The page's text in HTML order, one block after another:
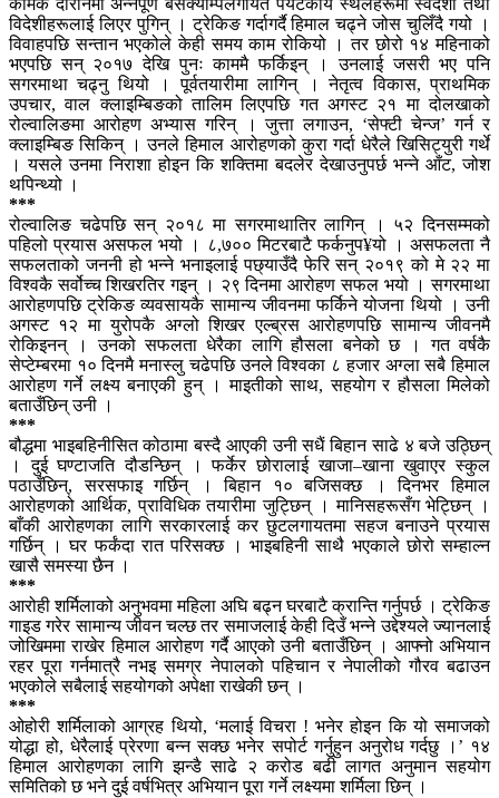
कामकै दौरानमा अन्नपूर्ण बेसक्याम्पलगायत पर्यटकीय स्थलहरूमा स्वदेशी तथा
विदेशीहरूलाई लिएर पुगिन् । ट्रेकिङ गर्दागर्दै हिमाल चढ्ने जोस चुलिँदै गयो ।
विवाहपछि सन्तान भएकोले केही समय काम रोकियो । तर छोरो १४ महिनाको
भएपछि सन् २०१७ देखि पुनः काममै फर्किइन् । उनलाई जसरी भए पनि
सगरमाथा चढ्नु थियो । पूर्वतयारीमा लागिन् । नेतृत्व विकास, प्राथमिक
उपचार, वाल क्लाइम्बिङको तालिम लिएपछि गत अगस्ट २१ मा दोलखाको
रोल्वालिङमा आरोहण अभ्यास गरिन् । जुत्ता लगाउन, ‘सेफ्टी चेन्ज’ गर्न र
क्लाइम्बिङ सिकिन् । उनले हिमाल आरोहणको कुरा गर्दा धेरैले खिसिट्युरी गर्थे
। यसले उनमा निराशा होइन कि शक्तिमा बदलेर देखाउनुपर्छ भन्ने आँट, जोश
थपिन्थ्यो ।
***
रोल्वालिङ चढेपछि सन् २०१८ मा सगरमाथातिर लागिन् । ५२ दिनसम्मको
पहिलो प्रयास असफल भयो । ८,७०० मिटरबाटै फर्कनुप¥यो । असफलता नै
सफलताको जननी हो भन्ने भनाइलाई पछ्याउँदै फेरि सन् २०१९ को मे २२ मा
विश्वकै सर्वोच्च शिखरतिर गइन् । २९ दिनमा आरोहण सफल भयो । सगरमाथा
आरोहणपछि ट्रेकिङ व्यवसायकै सामान्य जीवनमा फर्किने योजना थियो । उनी
अगस्ट १२ मा युरोपकै अग्लो शिखर एल्ब्रस आरोहणपछि सामान्य जीवनमै
रोकिइनन् । उनको सफलता धेरैका लागि हौसला बनेको छ । गत वर्षकै
सेप्टेम्बरमा १० दिनमै मनास्लु चढेपछि उनले विश्वका ८ हजार अग्ला सबै हिमाल
आरोहण गर्ने लक्ष्य बनाएकी हुन् । माइतीको साथ, सहयोग र हौसला मिलेको
बताउँछिन् उनी ।
***
बौद्धमा भाइबहिनीसित कोठामा बस्दै आएकी उनी सधैं बिहान साढे ४ बजे उठ्छिन्
। दुई घण्टाजति दौडन्छिन् । फर्केर छोरालाई खाजा–खाना खुवाएर स्कुल
पठाउँछिन्, सरसफाइ गर्छिन् । बिहान १० बजिसक्छ । दिनभर हिमाल
आरोहणको आर्थिक, प्राविधिक तयारीमा जुट्छिन् । मानिसहरूसँग भेट्छिन् ।
बाँकी आरोहणका लागि सरकारलाई कर छुटलगायतमा सहज बनाउने प्रयास
गर्छिन् । घर फर्कंदा रात परिसक्छ । भाइबहिनी साथै भएकाले छोरो सम्हाल्न
खासै समस्या छैन ।
***
आरोही शर्मिलाको अनुभवमा महिला अघि बढ्न घरबाटै क्रान्ति गर्नुपर्छ । ट्रेकिङ
गाइड गरेर सामान्य जीवन चल्छ तर समाजलाई केही दिउँ भन्ने उद्देश्यले ज्यानलाई
जोखिममा राखेर हिमाल आरोहण गर्दै आएको उनी बताउँछिन् । आफ्नो अभियान
रहर पूरा गर्नमात्रै नभइ समग्र नेपालको पहिचान र नेपालीको गौरव बढाउन
भएकोले सबैलाई सहयोगको अपेक्षा राखेकी छन् ।
***
ओहोरी शर्मिलाको आग्रह थियो, ‘मलाई विचरा ! भनेर होइन कि यो समाजको
योद्धा हो, धेरैलाई प्रेरणा बन्न सक्छ भनेर सपोर्ट गर्नुहुन अनुरोध गर्दछु ।’ १४
हिमाल आरोहणका लागि झन्डै साढे २ करोड बढी लागत अनुमान सहयोग
समितिको छ भने दुई वर्षभित्र अभियान पूरा गर्ने लक्ष्यमा शर्मिला छिन् ।